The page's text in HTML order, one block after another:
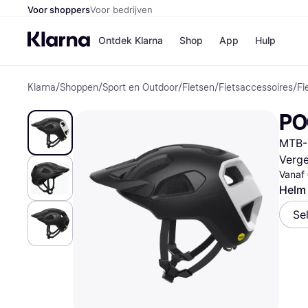
Voor shoppersVoor bedrijven
Ontdek Klarna Shop
Winkels
Bol
H&M
App Hulp
Klarna/Shoppen/Sport en Outdoor/Fietsen/Fietsaccessoires/
Vanaf